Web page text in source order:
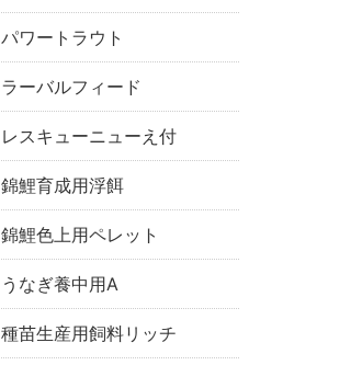
パワートラウト
ラーバルフィード
レスキューニューえ付
錦鯉育成用浮餌
錦鯉色上用ペレット
うなぎ養中用A
種苗生産用飼料リッチ